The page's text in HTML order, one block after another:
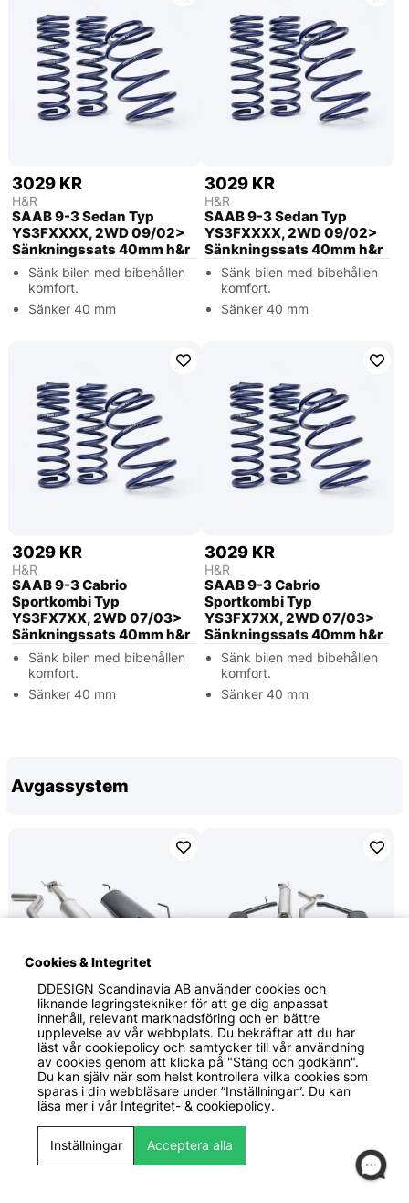
3029 KR
H&R
SAAB 9-3 Sedan Typ
YS3FXXXX, 2WD 09/02>
Sänkningssats 40mm h&r
Sänk bilen med bibehållen
komfort.
Sänker 40 mm
3029 KR
H&R
SAAB 9-3 Sedan Typ
YS3FXXXX, 2WD 09/02>
Sänkningssats 40mm h&r
Sänk bilen med bibehållen
komfort.
Sänker 40 mm
3029 KR
H&R
SAAB 9-3 Cabrio
Sportkombi Typ
YS3FX7XX, 2WD 07/03>
Sänkningssats 40mm h&r
Sänk bilen med bibehållen
komfort.
Sänker 40 mm
3029 KR
H&R
SAAB 9-3 Cabrio
Sportkombi Typ
YS3FX7XX, 2WD 07/03>
Sänkningssats 40mm h&r
Sänk bilen med bibehållen
komfort.
Sänker 40 mm
Avgassystem
8299 KR
TA Technix
Saab 9-5 YS3E 1998-2003
Sportavgassytem Catback
TA Technix
Rostfritt stål
Modellanpassat
sportsystem
12 499 KR
TA Technix
Saab 9-5 YS3E 1998-2005
Duplex Sportavgassystem
TA Technix
Rostfritt stål
Modellanpassat
sportsystem
Cookies & Integritet
DDESIGN Scandinavia ABanvänder cookies och
liknande lagringstekniker för att ge dig anpassat
innehåll, relevant marknadsföring och en bättre
upplevelse av vår webbplats. Du bekräftar att du har
läst vår cookiepolicy och samtycker till vår användning
av cookies genom att klicka på "Stäng och godkänn".
Du kan själv när som helst kontrollera vilka cookies som
sparas i din webbläsare under ”Inställningar”. Du kan
läsa mer i vår Integritet- & cookiepolicy.
Inställningar Acceptera alla